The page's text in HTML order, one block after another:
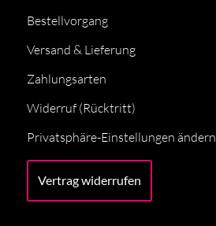
Bestellvorgang
Versand & Lieferung
Zahlungsarten
Widerruf (Rücktritt)
Privatsphäre-Einstellungen ändern
Vertrag widerrufen